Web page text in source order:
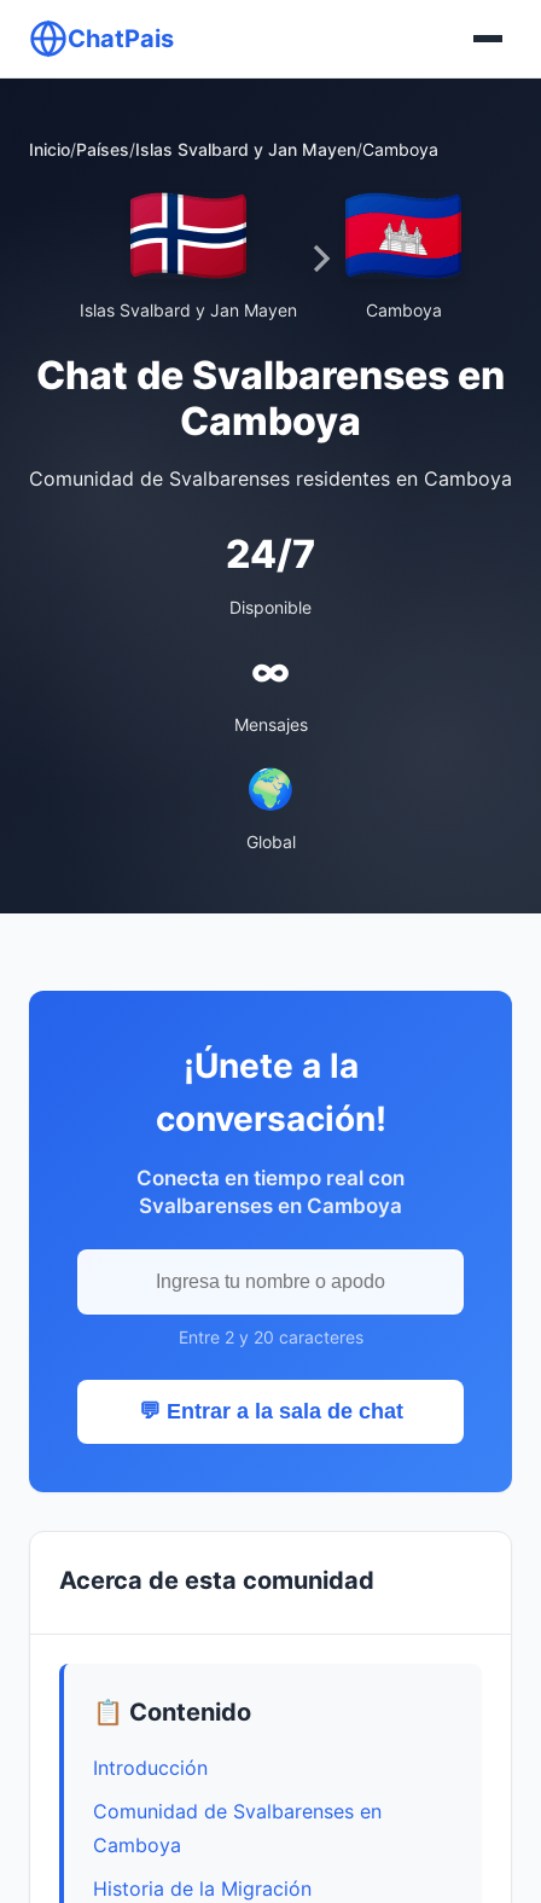
ChatPais
Inicio/Países/Islas Svalbard y Jan Mayen/Camboya
Islas Svalbard y Jan Mayen Camboya
Chat de Svalbarenses en
Camboya
Comunidad de Svalbarenses residentes en Camboya
24/7
Disponible
∞
Mensajes
🌍
Global
¡Únete a la
conversación!
Conecta en tiempo real con
Svalbarenses en Camboya
Entre 2 y 20 caracteres
💬 Entrar a la sala de chat
Acerca de esta comunidad
📋 Contenido
Introducción
Comunidad de Svalbarenses en
Camboya
Historia de la Migración